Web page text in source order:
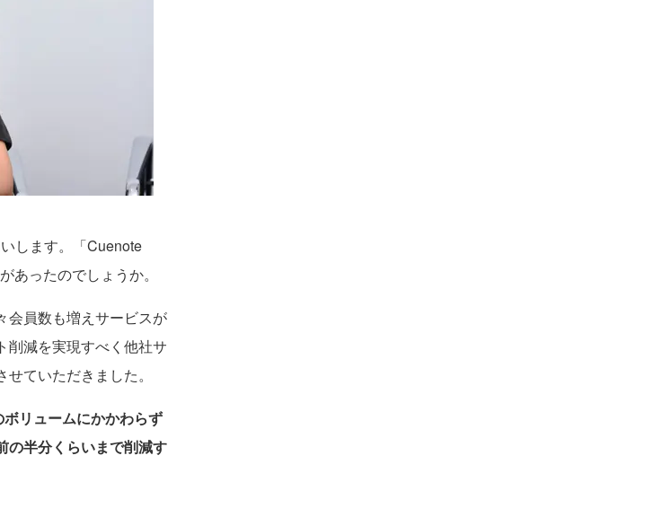
します。「Cuenote
あったのでしょうか。
会員数も増えサービスが
削減を実現すべく他社サ
ていただきました。
リュームにかかわらず
の半分くらいまで削減す